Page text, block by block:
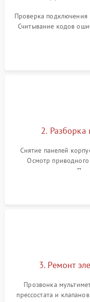
Проверка подключения
Считывание кодов
выявления
2. Разборка
Снятие панелей
Осмотр
амортизаторов.
крестовины на
3. Ремонт
Прозвонка
прессостата и